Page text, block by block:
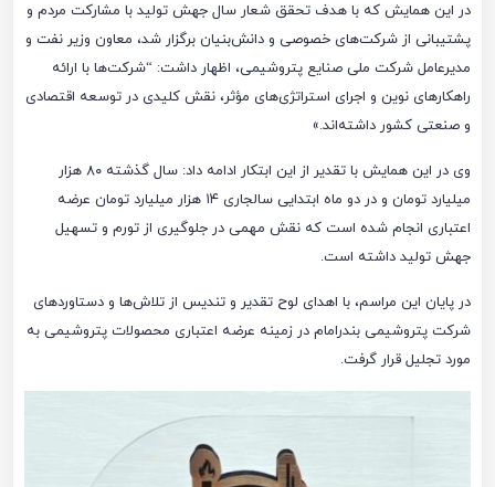
در این همایش که با هدف تحقق شعار سال جهش تولید با مشارکت مردم و
پشتیبانی از شرکت‌های خصوصی و دانش‌بنیان برگزار شد، معاون وزیر نفت و
مدیرعامل شرکت ملی صنایع پتروشیمی، اظهار داشت: “شرکت‌ها با ارائه
راهکارهای نوین و اجرای استراتژی‌های مؤثر، نقش کلیدی در توسعه اقتصادی
و صنعتی کشور داشته‌اند.»
وی در این همایش با تقدیر از این ابتکار ادامه داد: سال گذشته ۸۰ هزار
میلیارد تومان و در دو ماه ابتدایی سالجاری ۱۴ هزار میلیارد تومان عرضه
اعتباری انجام شده است که نقش مهمی در جلوگیری از تورم و تسهیل
جهش تولید داشته است.
در پایان این مراسم، با اهدای لوح تقدیر و تندیس از تلاش‌ها و دستاوردهای
شرکت پتروشیمی بندرامام در زمینه عرضه اعتباری محصولات پتروشیمی به
مورد تجلیل قرار گرفت.